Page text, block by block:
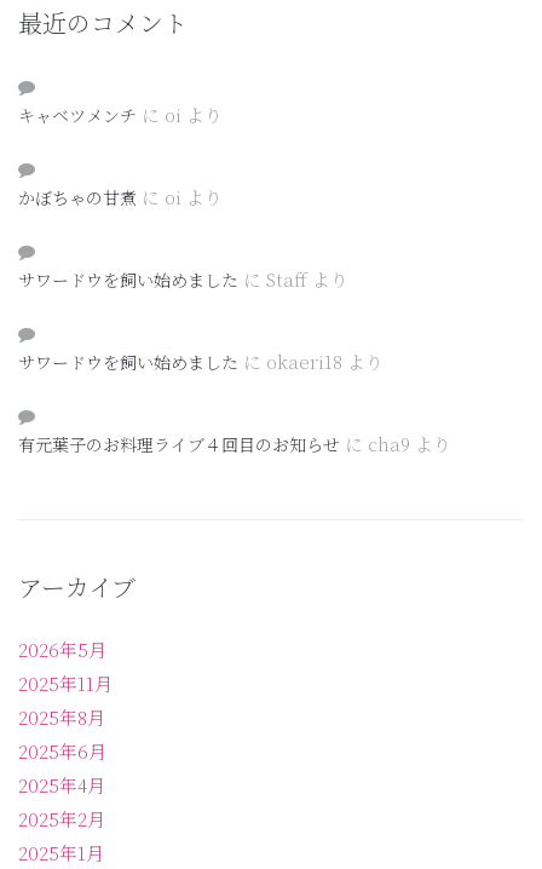
最近のコメント
キャベツメンチ に oi より
かぼちゃの甘煮 に oi より
サワードウを飼い始めました に Staffより
サワードウを飼い始めました に okaeri18 より
有元葉子のお料理ライブ４回目のお知らせ に cha9 より
アーカイブ
2026年5月
2025年11月
2025年8月
2025年6月
2025年4月
2025年2月
2025年1月